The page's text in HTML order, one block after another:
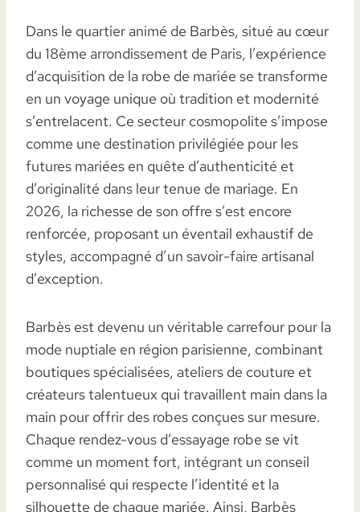
Dans le quartier animé de Barbès, situé au cœur
du 18ème arrondissement de Paris, l’expérience
d’acquisition de la robe de mariée se transforme
en un voyage unique où tradition et modernité
s’entrelacent. Ce secteur cosmopolite s’impose
comme une destination privilégiée pour les
futures mariées en quête d’authenticité et
d’originalité dans leur tenue de mariage. En
2026, la richesse de son offre s’est encore
renforcée, proposant un éventail exhaustif de
styles, accompagné d’un savoir-faire artisanal
d’exception.
Barbès est devenu un véritable carrefour pour la
mode nuptiale en région parisienne, combinant
boutiques spécialisées, ateliers de couture et
créateurs talentueux qui travaillent main dans la
main pour offrir des robes conçues sur mesure.
Chaque rendez-vous d’essayage robe se vit
comme un moment fort, intégrant un conseil
personnalisé qui respecte l’identité et la
silhouette de chaque mariée. Ainsi, Barbès